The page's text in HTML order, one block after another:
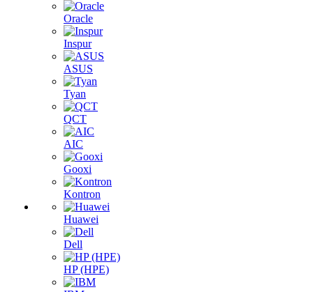
Oracle
Inspur
ASUS
Tyan
QCT
AIC
Gooxi
Kontron
Huawei
Dell
HP (HPE)